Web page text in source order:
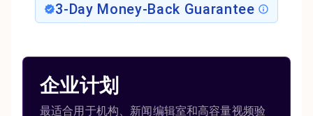
3-Day Money-Back Guarantee
企业计划
最适合用于机构、新闻编辑室和高容量视频验